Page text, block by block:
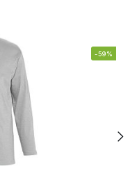
-59%